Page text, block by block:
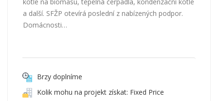
a další. SFŽP otevírá poslední z nabízených podpor.
Domácnosti…
Brzy doplníme
Kolik mohu na projekt získat: Fixed Price